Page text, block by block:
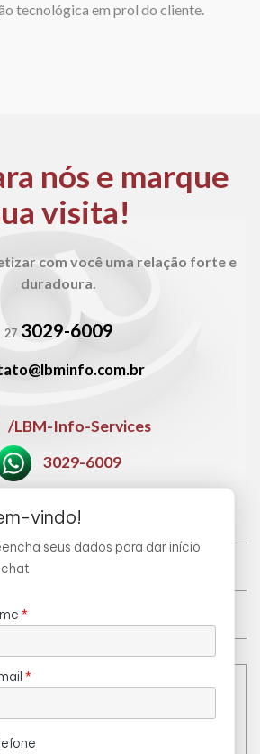
tecnológica em prol do cliente.
nós e marque
visita!
com você uma relação forte e
duradoura.
27 3029-6009
/LBM-Info-Services
3029-6009